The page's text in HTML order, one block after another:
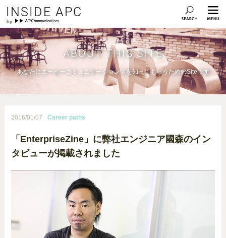
INSIDE APC
ABOUT THIS SITE
あなたにエーピーコミュニケーションズを知ってもらうためのSiteです
2016/01/07 Career paths
「EnterpriseZine」に弊社エンジニア國森のイン
タビューが掲載されました